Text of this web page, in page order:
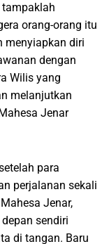
tampaklah
orang-orang itu
menyiapkan diri
dengan
Wilis yang
melanjutkan
Jenar
para
perjalanan sekali
Jenar,
sendiri
di tangan. Baru